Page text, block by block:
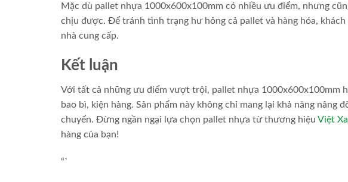
Mặc dù pallet nhựa 1000x600x100mm có nhiều ưu điểm, nhưng
chịu được. Để tránh tình trạng hư hỏng cả pallet và hàng hóa,
nhà cung cấp.
Kết luận
Với tất cả những ưu điểm vượt trội, pallet nhựa 1000x600x100mm
bao bì, kiện hàng. Sản phẩm này không chỉ mang lại khả năng
chuyển. Đừng ngần ngại lựa chọn pallet nhựa từ thương hiệu Việt
hàng của bạn!
“`